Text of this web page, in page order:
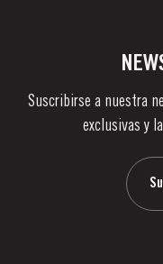
Suscribirse a nuestra
exclusivas y